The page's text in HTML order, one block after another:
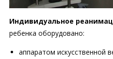
Индивидуальное
ребенка оборудовано:
аппаратом искусственной